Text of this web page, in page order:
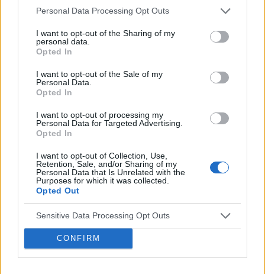
Personal Data Processing Opt Outs
I want to opt-out of the Sharing of my
personal data.
Opted In
I want to opt-out of the Sale of my
Personal Data.
Opted In
I want to opt-out of processing my
Personal Data for Targeted Advertising.
Opted In
I want to opt-out of Collection, Use,
Retention, Sale, and/or Sharing of my
Personal Data that Is Unrelated with the
Purposes for which it was collected.
Opted Out
Sensitive Data Processing Opt Outs
CONFIRM
kolejnych sukcesów w Polsce i poza jej
granicami.
Ranking Firm Rodzinnych ?Forbesa? to
pionierski ranking najdynamiczniej rosnących
firm rodzinnych w Polsce.
Przeczytaj więcej o innym wyróżnieniu
Medforum w rankingu Gazele Biznesu